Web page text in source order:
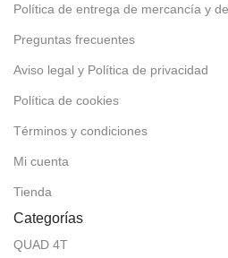
Política de entrega de mercancía y
Preguntas frecuentes
Aviso legal y Política de privacidad
Política de cookies
Términos y condiciones
Mi cuenta
Tienda
Categorías
QUAD 4T